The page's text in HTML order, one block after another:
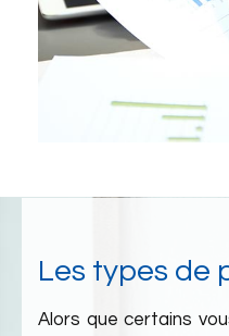
Les types de
Alors que certains